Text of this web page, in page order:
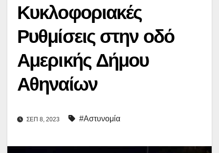
Κυκλοφοριακές
Ρυθμίσεις στην οδό
Αμερικής Δήμου
Αθηναίων
ΣΕΠ 8, 2023 #Αστυνομία